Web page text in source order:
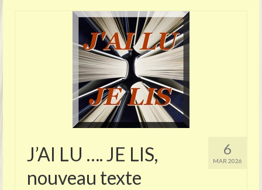
6
MAR 2026
J’AI LU …. JE LIS,
nouveau texte